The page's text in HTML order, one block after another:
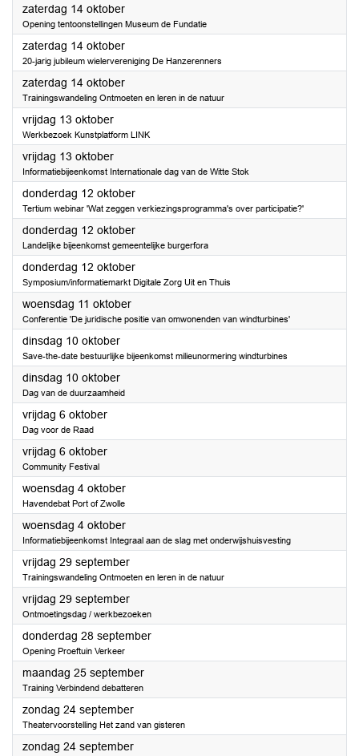
zaterdag 14 oktober2023
Opening tentoonstellingen Museum de Fundatie
zaterdag 14 oktober2023
20-jarig jubileum wielervereniging De Hanzerenners
zaterdag 14 oktober2023
Trainingswandeling Ontmoeten en leren in de natuur
vrijdag 13 oktober2023
Werkbezoek Kunstplatform LINK
vrijdag 13 oktober2023
Informatiebijeenkomst Internationale dag van de Witte Stok
donderdag 12 oktober2023
Tertium webinar 'Wat zeggen verkiezingsprogramma's over participatie?'
donderdag 12 oktober2023
Landelijke bijeenkomst gemeentelijke burgerfora
donderdag 12 oktober2023
Symposium/informatiemarkt Digitale Zorg Uit en Thuis
woensdag 11 oktober2023
Conferentie 'De juridische positie van omwonenden van windturbines'
dinsdag 10 oktober2023
Save-the-date bestuurlijke bijeenkomst milieunormering windturbines
dinsdag 10 oktober2023
Dag van de duurzaamheid
vrijdag 6 oktober2023
Dag voor de Raad
vrijdag 6 oktober2023
Community Festival
woensdag 4 oktober2023
Havendebat Port of Zwolle
woensdag 4 oktober2023
Informatiebijeenkomst Integraal aan de slag met onderwijshuisvesting
vrijdag 29 september2023
Trainingswandeling Ontmoeten en leren in de natuur
vrijdag 29 september2023
Ontmoetingsdag / werkbezoeken
donderdag 28 september2023
Opening Proeftuin Verkeer
maandag 25 september2023
Training Verbindend debatteren
zondag 24 september2023
Theatervoorstelling Het zand van gisteren
zondag 24 september2023